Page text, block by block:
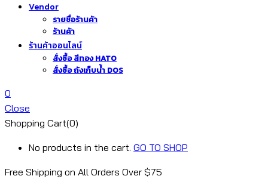
Vendor
รายชื่อร้านค้า
ร้านค้า
ร้านค้าออนไลน์
สั่งซื้อ สีทอง HATO
สั่งซื้อ ถังเก็บน้ำ DOS
0
Close
Shopping Cart(0)
No products in the cart. GO TO SHOP
Free Shipping on All Orders Over $75